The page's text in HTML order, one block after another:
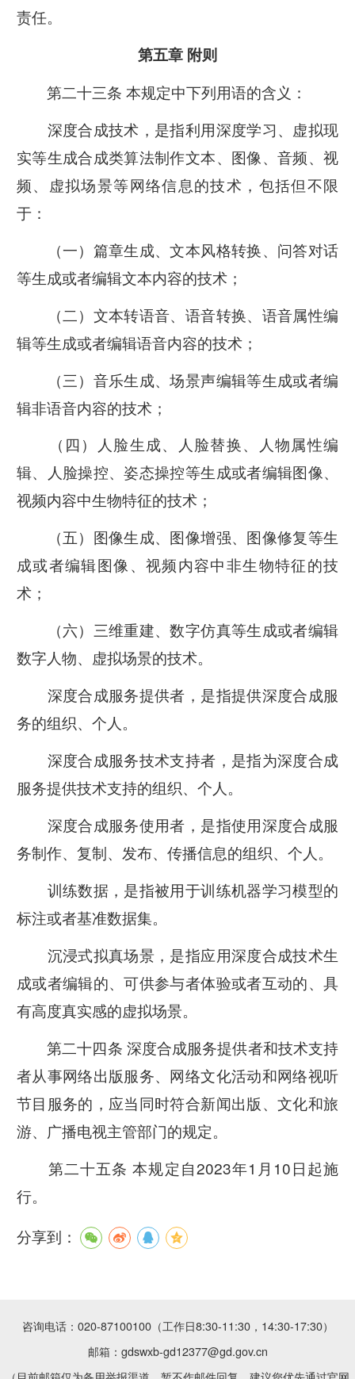
责任。
第五章 附则
第二十三条 本规定中下列用语的含义：
深度合成技术，是指利用深度学习、虚拟现
实等生成合成类算法制作文本、图像、音频、视
频、虚拟场景等网络信息的技术，包括但不限
于：
（一）篇章生成、文本风格转换、问答对话
等生成或者编辑文本内容的技术；
（二）文本转语音、语音转换、语音属性编
辑等生成或者编辑语音内容的技术；
（三）音乐生成、场景声编辑等生成或者编
辑非语音内容的技术；
（四）人脸生成、人脸替换、人物属性编
辑、人脸操控、姿态操控等生成或者编辑图像、
视频内容中生物特征的技术；
（五）图像生成、图像增强、图像修复等生
成或者编辑图像、视频内容中非生物特征的技
术；
（六）三维重建、数字仿真等生成或者编辑
数字人物、虚拟场景的技术。
深度合成服务提供者，是指提供深度合成服
务的组织、个人。
深度合成服务技术支持者，是指为深度合成
服务提供技术支持的组织、个人。
深度合成服务使用者，是指使用深度合成服
务制作、复制、发布、传播信息的组织、个人。
训练数据，是指被用于训练机器学习模型的
标注或者基准数据集。
沉浸式拟真场景，是指应用深度合成技术生
成或者编辑的、可供参与者体验或者互动的、具
有高度真实感的虚拟场景。
第二十四条 深度合成服务提供者和技术支持
者从事网络出版服务、网络文化活动和网络视听
节目服务的，应当同时符合新闻出版、文化和旅
游、广播电视主管部门的规定。
第二十五条 本规定自2023年1月10日起施
行。
分享到：
咨询电话：020-87100100（工作日8:30-11:30，14:30-17:30）
邮箱：gdswxb-gd12377@gd.gov.cn